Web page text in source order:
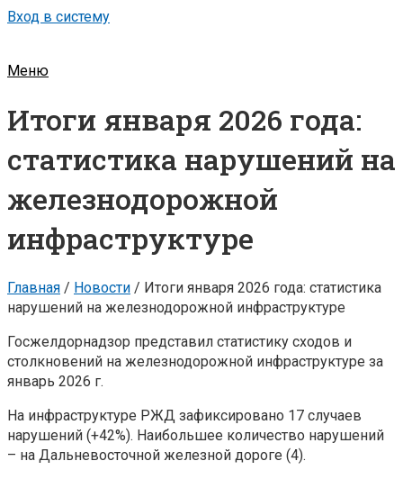
Вход в систему
Меню
Итоги января 2026 года:
статистика нарушений на
железнодорожной
инфраструктуре
Главная / Новости / Итоги января 2026 года: статистика
нарушений на железнодорожной инфраструктуре
Госжелдорнадзор представил статистику сходов и
столкновений на железнодорожной инфраструктуре за
январь 2026 г.
На инфраструктуре РЖД зафиксировано 17 случаев
нарушений (+42%). Наибольшее количество нарушений
– на Дальневосточной железной дороге (4).